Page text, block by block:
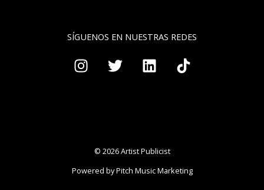
SÍGUENOS EN NUESTRAS REDES
© 2026 Artist Publicist
Powered by Pitch Music Marketing